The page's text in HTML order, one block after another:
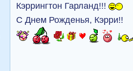
Кэррингтон Гарланд!!!
С Днем Рожденья, Кэрри!!